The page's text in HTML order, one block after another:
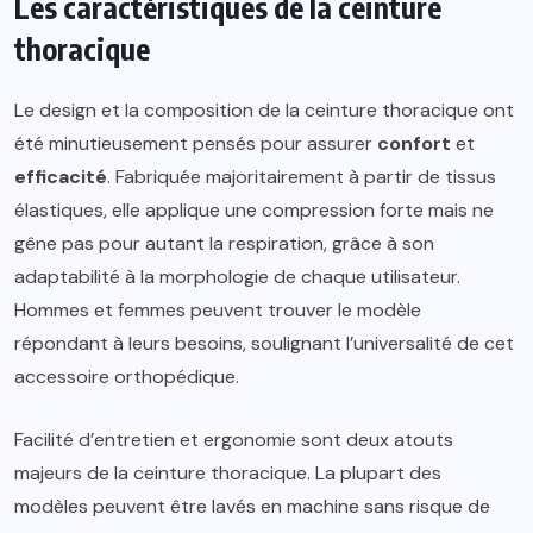
thoracique
Le design et la composition de la ceinture thoracique ont
été minutieusement pensés pour assurer confort et
efficacité. Fabriquée majoritairement à partir de tissus
élastiques, elle applique une compression forte mais ne
gêne pas pour autant la respiration, grâce à son
adaptabilité à la morphologie de chaque utilisateur.
Hommes et femmes peuvent trouver le modèle
répondant à leurs besoins, soulignant l’universalité de cet
accessoire orthopédique.
Facilité d’entretien et ergonomie sont deux atouts
majeurs de la ceinture thoracique. La plupart des
modèles peuvent être lavés en machine sans risque de